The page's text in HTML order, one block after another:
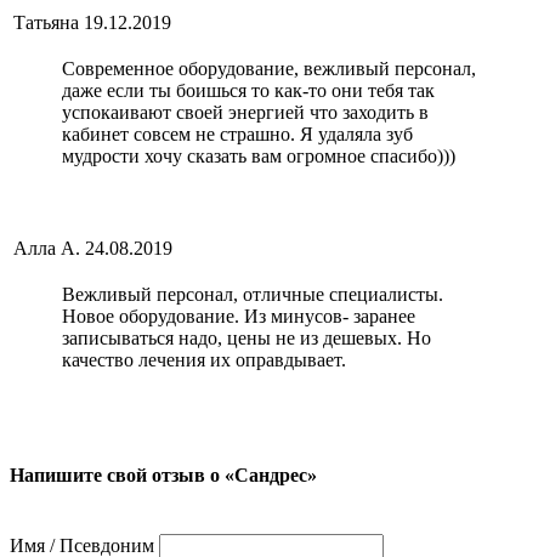
Татьяна 19.12.2019
Современное оборудование, вежливый персонал,
даже если ты боишься то как-то они тебя так
успокаивают своей энергией что заходить в
кабинет совсем не страшно. Я удаляла зуб
мудрости хочу сказать вам огромное спасибо)))
Алла А. 24.08.2019
Вежливый персонал, отличные специалисты.
Новое оборудование. Из минусов- заранее
записываться надо, цены не из дешевых. Но
качество лечения их оправдывает.
Напишите свой отзыв о «Сандрес»
Имя / Псевдоним